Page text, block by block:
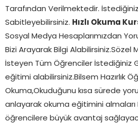
Tarafından Verilmektedir.
Sabitleyebilirsiniz. Hızlı Okuma
Sosyal Medya Hesaplarımızdan
Bizi Arayarak Bilgi Alabilirsiniz.Sözel
İsteyen Tüm Öğrenciler İstediğiniz
eğitimi alabilirsiniz.Bilsem Hazırlık
Okuma,Okuduğunu kısa sürede
anlayarak okuma eğitimini almaları
öğrencilere büyük avantaj